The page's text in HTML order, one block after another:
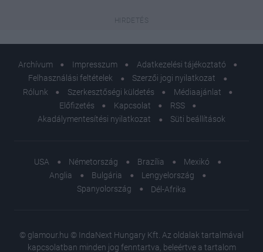
Archívum Impresszum
Adatkezelési tájékoztató
Felhasználási feltételek
Szerzői jogi nyilatkozat
Rólunk
Szerkesztőségi küldetés
Médiaajánlat
Előfizetés
Kapcsolat
RSS
Akadálymentesítési nyilatkozat
Süti beállítások
USA Németország Brazília
Mexikó
Anglia
Bulgária
Lengyelország
Spanyolország
Dél-Afrika
© glamour.hu © IndaNext Hungary Kft. Az oldalak tartalmával
kapcsolatban minden jog fenntartva, beleértve a tartalom